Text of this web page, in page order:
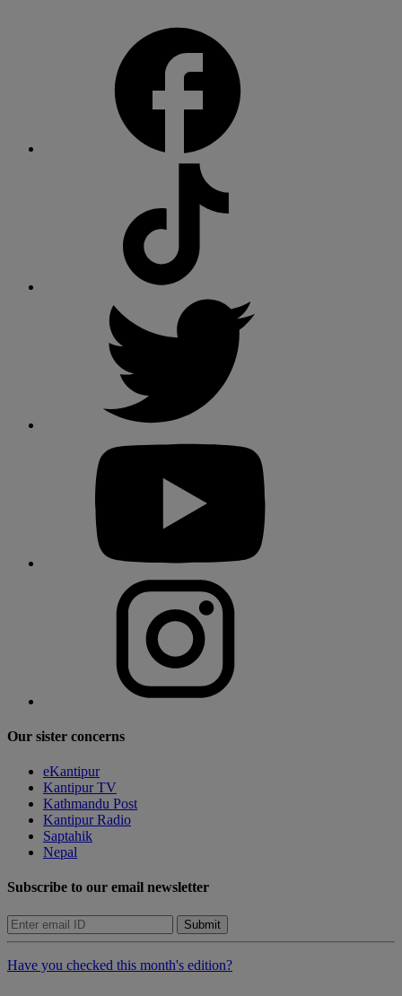
Our sister concerns
eKantipur
Kantipur TV
Kathmandu Post
Kantipur Radio
Saptahik
Nepal
Subscribe to our email newsletter
Submit
Have you checked this month's edition?